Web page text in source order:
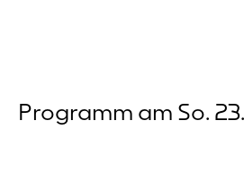
Programm am So.